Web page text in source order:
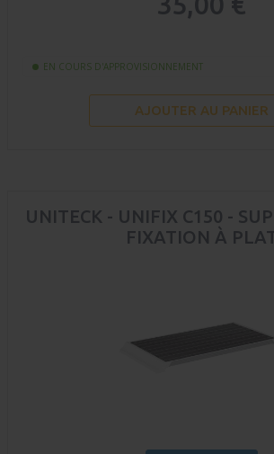
EN COURS D'APPROVISIONNEMENT
AJOUTER AU PANIER
UNITECK - UNIFIX C150 -
FIXATION À